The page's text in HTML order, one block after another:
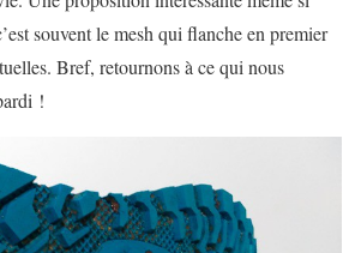
souvent le mesh qui flanche en premier
Bref, retournons à ce qui nous
!